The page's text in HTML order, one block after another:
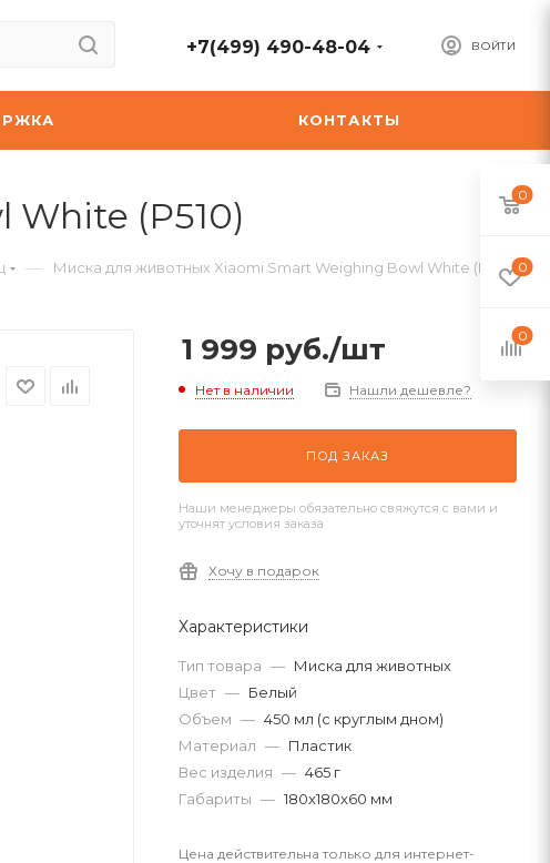
ВОЙТИ
+7(499) 490-48-04
КОНТАКТЫ
(P510)
— Миска для животных Xiaomi Smart Weighing Bowl White (P510)
1 999 руб./шт
Нет в наличии Нашли дешевле?
ПОД ЗАКАЗ
Наши менеджеры обязательно свяжутся с вами и
уточнят условия заказа
Хочу в подарок
Характеристики
Тип товара — Миска для животных
Цвет — Белый
Объем — 450 мл (с круглым дном)
Материал — Пластик
Вес изделия — 465 г
Габариты — 180x180x60 мм
Цена действительна только для интернет-
0
0
0